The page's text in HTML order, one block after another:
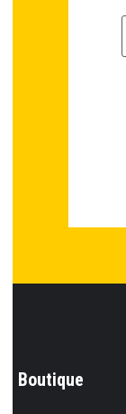
Boutique